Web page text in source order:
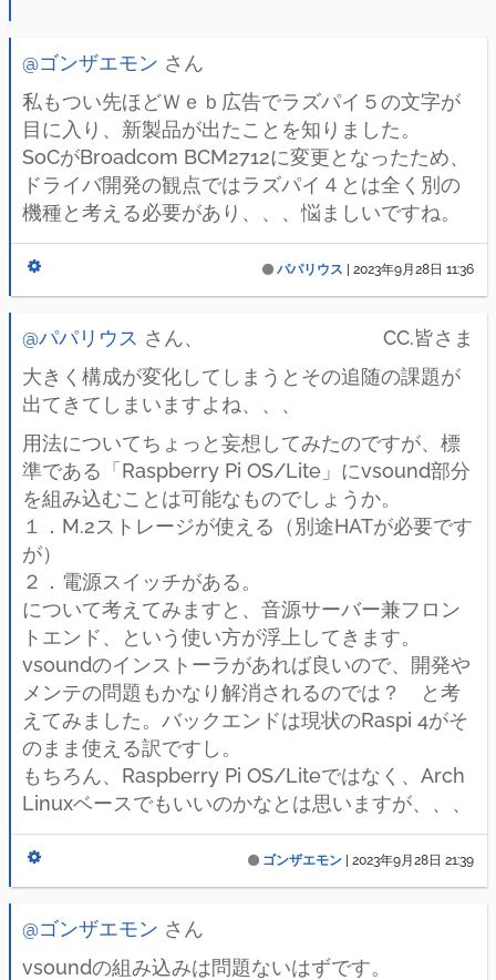
@ゴンザエモン さん
私もつい先ほどＷｅｂ広告でラズパイ５の文字が
目に入り、新製品が出たことを知りました。
SoCがBroadcom BCM2712に変更となったため、
ドライバ開発の観点ではラズパイ４とは全く別の
機種と考える必要があり、、、悩ましいですね。
パパリウス 2023年9月28日 11:36
@パパリウス さん、 CC.皆さま
大きく構成が変化してしまうとその追随の課題が
出てきてしまいますよね、、、
用法についてちょっと妄想してみたのですが、標
準である「Raspberry Pi OS/Lite」にvsound部分
を組み込むことは可能なものでしょうか。
１．M.2ストレージが使える（別途HATが必要です
が）
２．電源スイッチがある。
について考えてみますと、音源サーバー兼フロン
トエンド、という使い方が浮上してきます。
vsoundのインストーラがあれば良いので、開発や
メンテの問題もかなり解消されるのでは？ と考
えてみました。バックエンドは現状のRaspi 4がそ
のまま使える訳ですし。
もちろん、Raspberry Pi OS/Liteではなく、Arch
Linuxベースでもいいのかなとは思いますが、、、
ゴンザエモン 2023年9月28日 21:39
@ゴンザエモン さん
vsoundの組み込みは問題ないはずです。